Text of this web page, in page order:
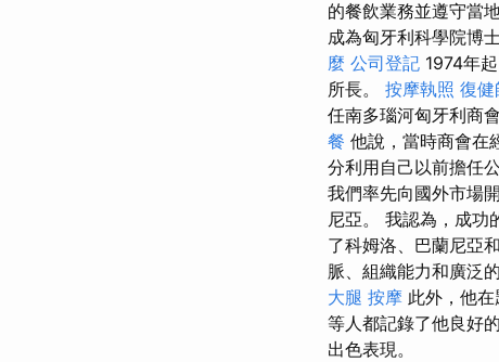
的餐飲業務並遵守當
成為匈牙利科學院博
麼 公司登記 1974年
所長。 按摩執照 復健
任南多瑙河匈牙利商
餐 他說，當時商會在
分利用自己以前擔任
我們率先向國外市場
尼亞。 我認為，成功
了科姆洛、巴蘭尼亞
脈、組織能力和廣泛
大腿 按摩 此外，他
等人都記錄了他良好
出色表現。